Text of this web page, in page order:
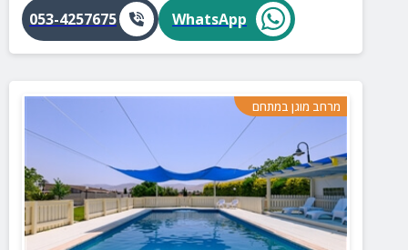
WhatsApp
053-4257675
מרחב מוגן במתחם